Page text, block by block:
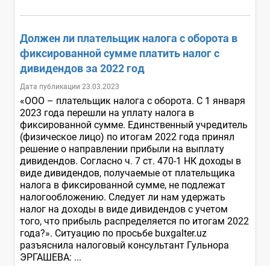
Должен ли плательщик налога с оборота в
фиксированной сумме платить налог с
дивидендов за 2022 год
Дата публикации 23.03.2023
«ООО – плательщик налога с оборота. С 1 января
2023 года перешли на уплату налога в
фиксированной сумме. Единственный учредитель
(физическое лицо) по итогам 2022 года принял
решение о направлении прибыли на выплату
дивидендов. Согласно ч. 7 ст. 470-1 НК доходы в
виде дивидендов, получаемые от плательщика
налога в фиксированной сумме, не подлежат
налогообложению. Следует ли нам удержать
налог на доходы в виде дивидендов с учетом
того, что прибыль распределяется по итогам 2022
года?». Ситуацию по просьбе buxgalter.uz
разъяснила налоговый консультант Гульнора
ЭРГАШЕВА: ...